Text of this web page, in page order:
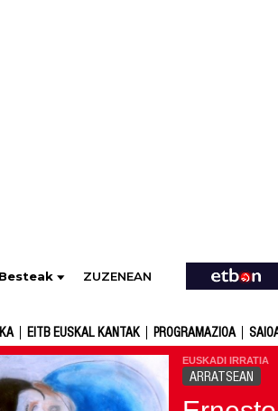
Besteak ZUZENEAN
EITB EUSKAL KANTAK PROGRAMAZIOA
EUSKADI IRRATIA
ARRATSEAN